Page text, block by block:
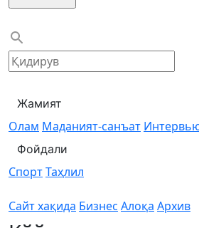
Жамият
Олам Маданият-санъат
Фойдали
СпортТаҳлил
Сайт хақида Бизнес Алоқа Архив